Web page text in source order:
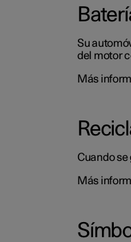
Su
del motor
Más
Cuando
Más